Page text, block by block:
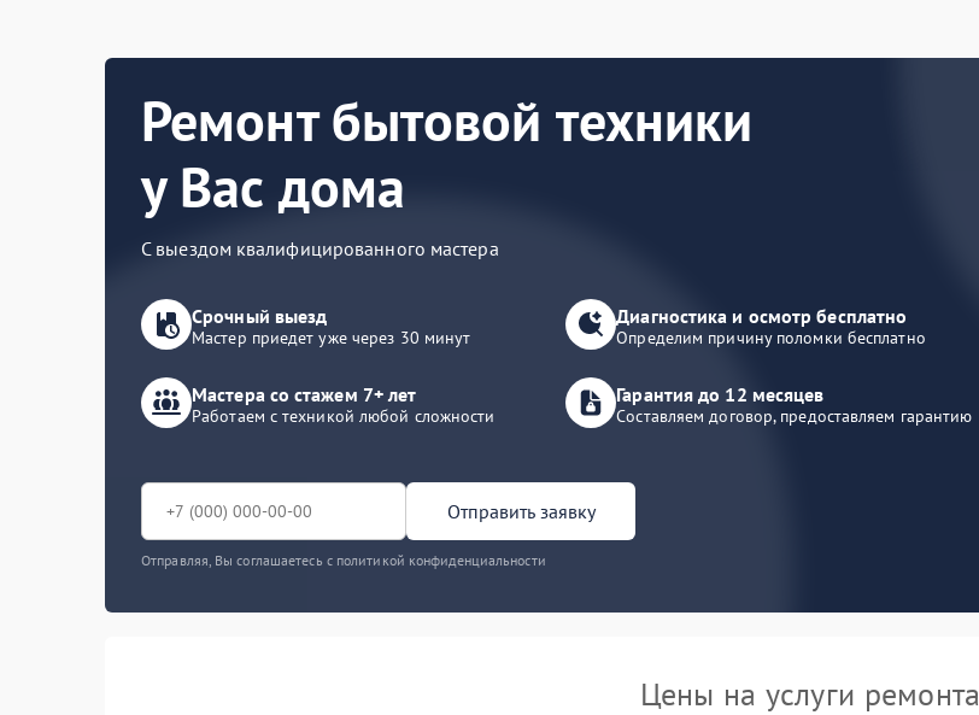
Ремонт бытовой техники
у Вас дома
С выездом квалифицированного мастера
Срочный выезд
Мастер приедет уже через 30 минут
Диагностика и осмотр бесплатно
Определим причину поломки бесплатно
Мастера со стажем 7+ лет
Работаем с техникой любой сложности
Гарантия до 12 месяцев
Составляем договор, предоставляем гарантию
Отправить заявку
Отправляя, Вы соглашаетесь с политикой конфиденциальности
Цены на услуги ремонта